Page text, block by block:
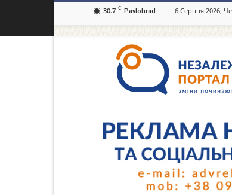
30.7 C Pavlohrad 6 Серпня 2026,
портал